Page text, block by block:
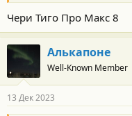
Чери Тиго Про Макс 8
Алькапоне
Well-Known Member
13 Дек 2023